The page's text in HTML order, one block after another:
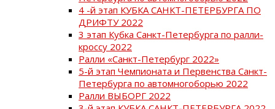
4 -й этап КУБКА САНКТ-ПЕТЕРБУРГА ПО
ДРИФТУ 2022
3 этап Кубка Санкт-Петербурга по ралли-
кроссу 2022
Ралли «Санкт-Петербург 2022»
5-й этап Чемпионата и Первенства Санкт-
Петербурга по автомногоборью 2022
Ралли ВЫБОРГ 2022